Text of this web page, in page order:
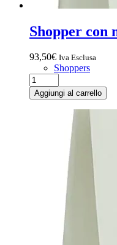
Shopper con
93,50€ Iva Esclusa
Shoppers
Aggiungi al carrello